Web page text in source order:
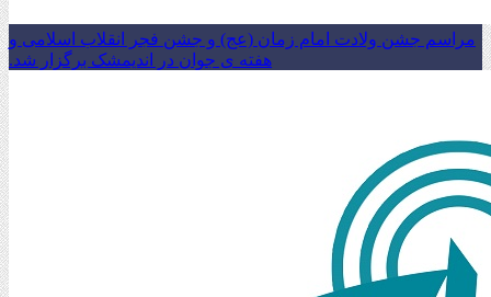
مراسم جشن ولادت امام زمان (عج) و جشن فجر انقلاب اسلامی و
هفته ی جوان در اندیمشک برگزار شد.